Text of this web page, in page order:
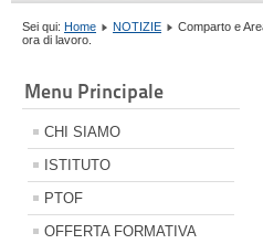
Sei qui: Home NOTIZIE
Comparto e
ora di lavoro.
Menu Principale
CHI SIAMO
ISTITUTO
PTOF
OFFERTA FORMATIVA